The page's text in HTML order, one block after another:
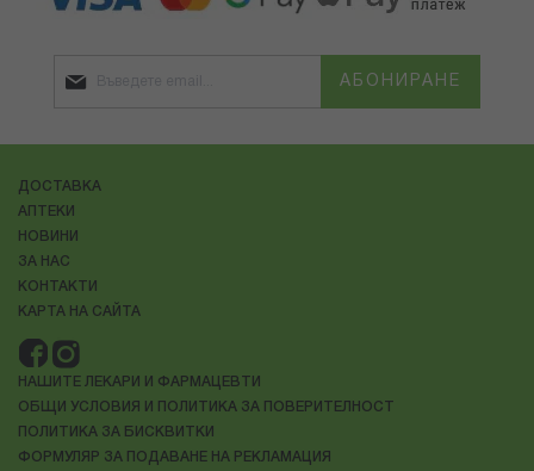
АБОНИРАНЕ
ДОСТАВКА
АПТЕКИ
НОВИНИ
ЗА НАС
КОНТАКТИ
КАРТА НА САЙТА
НАШИТЕ ЛЕКАРИ И ФАРМАЦЕВТИ
ОБЩИ УСЛОВИЯ И ПОЛИТИКА ЗА ПОВЕРИТЕЛНОСТ
ПОЛИТИКА ЗА БИСКВИТКИ
ФОРМУЛЯР ЗА ПОДАВАНЕ НА РЕКЛАМАЦИЯ